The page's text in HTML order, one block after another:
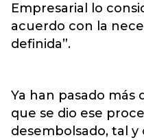
Empresarial lo
acuerdo con la
definida”.
Ya han pasado más
que se dio ese
desembolsado, tal